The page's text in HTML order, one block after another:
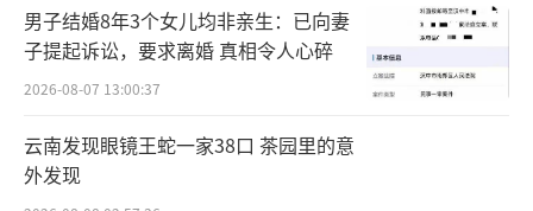
男子结婚8年3个女儿均非亲生：已向妻
子提起诉讼，要求离婚 真相令人心碎
2026-08-07 13:00:37
云南发现眼镜王蛇一家38口 茶园里的意
外发现